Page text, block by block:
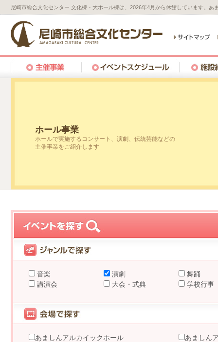
尼崎市総合文化センター 文化棟・大ホール棟は、2026年4月から休館しています。
ホール事業
ホールで実施するコンサート、演劇、伝統芸能などの
主催事業をご紹介します
音楽 演劇
舞踊
講演会
大会・式典 学校行事
あましんアルカイックホール
あましん